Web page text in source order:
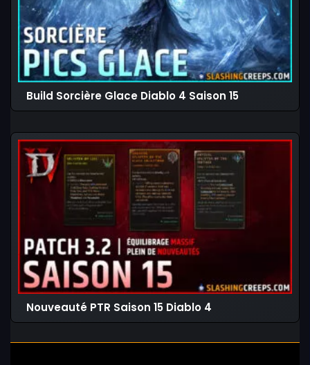
Build Sorcière Glace Diablo 4 Saison 15
Nouveauté PTR Saison 15 Diablo 4